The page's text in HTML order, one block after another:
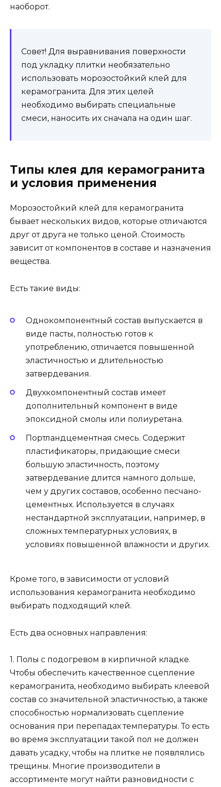
наоборот.
Совет! Для выравнивания поверхности
под укладку плитки необязательно
использовать морозостойкий клей для
керамогранита. Для этих целей
необходимо выбирать специальные
смеси, наносить их сначала на один шаг.
Типы клея для керамогранита
и условия применения
Морозостойкий клей для керамогранита
бывает нескольких видов, которые отличаются
друг от друга не только ценой. Стоимость
зависит от компонентов в составе и назначения
вещества.
Есть такие виды:
Однокомпонентный состав выпускается в
виде пасты, полностью готов к
употреблению, отличается повышенной
эластичностью и длительностью
затвердевания.
Двухкомпонентный состав имеет
дополнительный компонент в виде
эпоксидной смолы или полиуретана.
Портландцементная смесь. Содержит
пластификаторы, придающие смеси
большую эластичность, поэтому
затвердевание длится намного дольше,
чем у других составов, особенно песчано-
цементных. Используется в случаях
нестандартной эксплуатации, например, в
сложных температурных условиях, в
условиях повышенной влажности и других.
Кроме того, в зависимости от условий
использования керамогранита необходимо
выбирать подходящий клей.
Есть два основных направления:
1. Полы с подогревом в кирпичной кладке.
Чтобы обеспечить качественное сцепление
керамогранита, необходимо выбирать клеевой
состав со значительной эластичностью, а также
способностью нормализовать сцепление
основания при перепадах температуры. То есть
во время эксплуатации такой пол не должен
давать усадку, чтобы на плитке не появлялись
трещины. Многие производители в
ассортименте могут найти разновидности с